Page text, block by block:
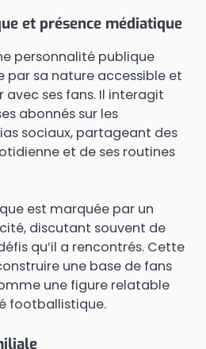
et présence médiatique
personnalité publique
par sa nature accessible et
avec ses fans. Il interagit
abonnés sur les
sociaux, partageant des
et de ses routines
est marquée par un
discutant souvent de
qu’il a rencontrés. Cette
une base de fans
une figure relatable
footballistique.